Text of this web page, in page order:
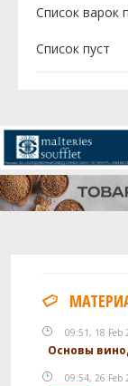
Список варок
Cписок пуст
09:51, 18 Feb
Основы
09:54, 26 Feb